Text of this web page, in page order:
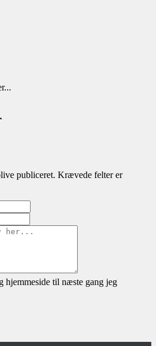
publiceret. Krævede felter er
hjemmeside til næste gang jeg